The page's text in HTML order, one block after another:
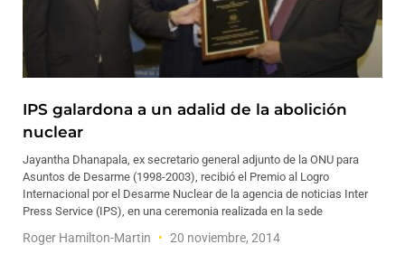
IPS galardona a un adalid de la abolición
nuclear
Jayantha Dhanapala, ex secretario general adjunto de la ONU para
Asuntos de Desarme (1998-2003), recibió el Premio al Logro
Internacional por el Desarme Nuclear de la agencia de noticias Inter
Press Service (IPS), en una ceremonia realizada en la sede
Roger Hamilton-Martin 20 noviembre, 2014